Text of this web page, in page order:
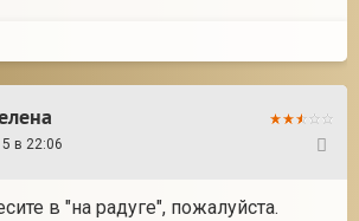
в 22:06
в "на радуге", пожалуйста.